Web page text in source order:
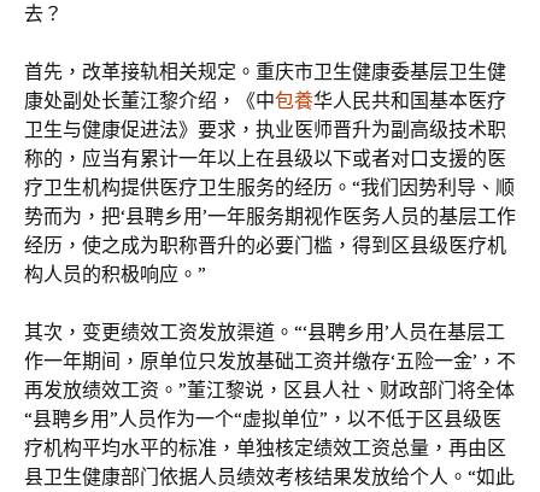
去？
首先，改革接轨相关规定。重庆市卫生健康委基层卫生健
康处副处长董江黎介绍，《中包養华人民共和国基本医疗
卫生与健康促进法》要求，执业医师晋升为副高级技术职
称的，应当有累计一年以上在县级以下或者对口支援的医
疗卫生机构提供医疗卫生服务的经历。“我们因势利导、顺
势而为，把‘县聘乡用’一年服务期视作医务人员的基层工作
经历，使之成为职称晋升的必要门槛，得到区县级医疗机
构人员的积极响应。”
其次，变更绩效工资发放渠道。“‘县聘乡用’人员在基层工
作一年期间，原单位只发放基础工资并缴存‘五险一金’，不
再发放绩效工资。”董江黎说，区县人社、财政部门将全体
“县聘乡用”人员作为一个“虚拟单位”，以不低于区县级医
疗机构平均水平的标准，单独核定绩效工资总量，再由区
县卫生健康部门依据人员绩效考核结果发放给个人。“如此